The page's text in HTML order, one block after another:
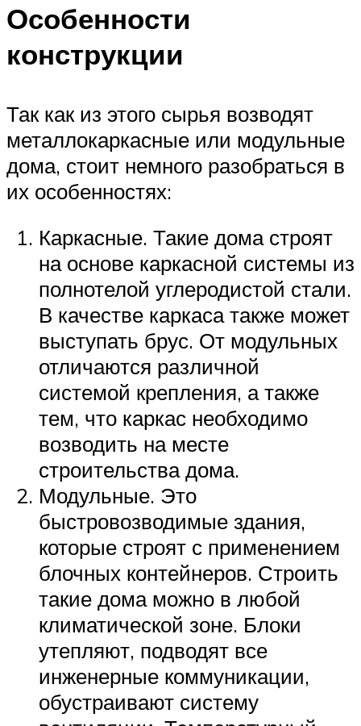
Особенности
конструкции
Так как из этого сырья возводят
металлокаркасные или модульные
дома, стоит немного разобраться в
их особенностях:
Каркасные. Такие дома строят
на основе каркасной системы из
полнотелой углеродистой стали.
В качестве каркаса также может
выступать брус. От модульных
отличаются различной
системой крепления, а также
тем, что каркас необходимо
возводить на месте
строительства дома.
Модульные. Это
быстровозводимые здания,
которые строят с применением
блочных контейнеров. Строить
такие дома можно в любой
климатической зоне. Блоки
утепляют, подводят все
инженерные коммуникации,
обустраивают систему